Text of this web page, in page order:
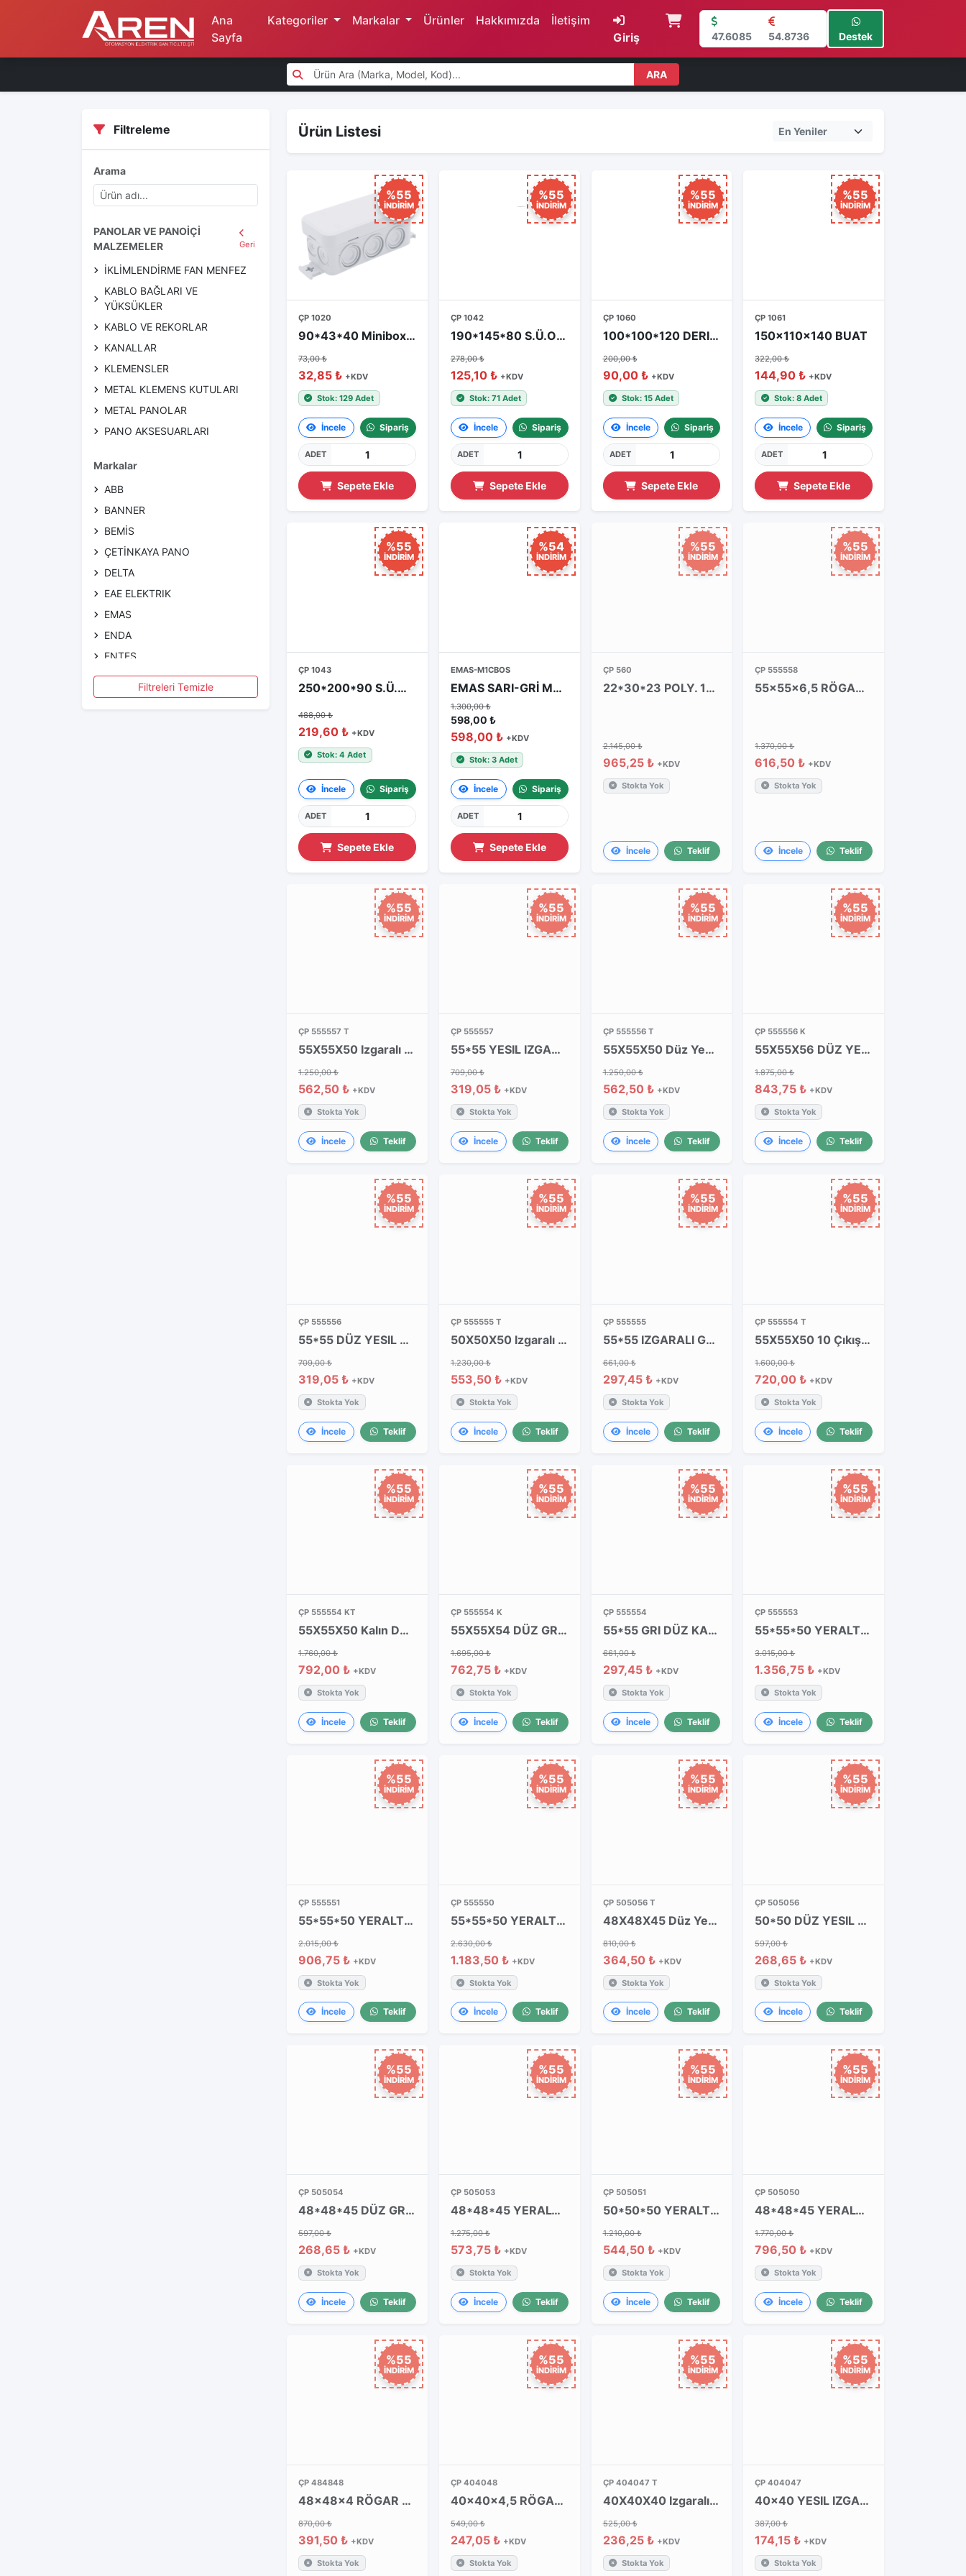
Ana
Sayfa
Kategoriler Markalar Ürünler Hakkımızda
İletişim
Giriş
47.6085 54.8736 Destek
ARA
Filtreleme
Arama
PANOLAR VE PANOİÇİ
MALZEMELER
Geri
İKLİMLENDİRME FAN MENFEZ
KABLO BAĞLARI VE
YÜKSÜKLER
KABLO VE REKORLAR
KANALLAR
KLEMENSLER
METAL KLEMENS KUTULARI
METAL PANOLAR
PANO AKSESUARLARI
PLASTİK PANOLAR
SİGORTA KUTULARI FİŞ VE
PRİZLERİ
Markalar
ABB
BANNER
BEMİS
ÇETİNKAYA PANO
DELTA
EAE ELEKTRIK
EMAS
ENDA
ENTES
FENAC
GMT CNT
Filtreleri Temizle
Ürün Listesi
%55
İNDİRİM
ÇP 1020
90*43*40 Minibox IP 55
73,00 ₺
32,85 ₺ +KDV
Stok: 129 Adet
İncele Sipariş
ADET
Sepete Ekle
%55
İNDİRİM
ÇP 1042
190*145*80 S.Ü.OPAK PLASTIK BUAT
278,00 ₺
125,10 ₺ +KDV
Stok: 71 Adet
İncele Sipariş
ADET
Sepete Ekle
%55
İNDİRİM
ÇP 1060
100*100*120 DERIN OPAK PLS BUAT
200,00 ₺
90,00 ₺ +KDV
Stok: 15 Adet
İncele Sipariş
ADET
Sepete Ekle
%55
İNDİRİM
ÇP 1061
150x110x140 BUAT
322,00 ₺
144,90 ₺ +KDV
Stok: 8 Adet
İncele Sipariş
ADET
Sepete Ekle
%55
İNDİRİM
ÇP 1043
250*200*90 S.Ü.OPAK PLASTIK BUAT
488,00 ₺
219,60 ₺ +KDV
Stok: 4 Adet
İncele Sipariş
ADET
Sepete Ekle
%54
İNDİRİM
EMAS-M1CBOS
EMAS SARI-GRİ METAL KUTU TEKLİ BOŞ
1.300,00 ₺
598,00 ₺
598,00 ₺ +KDV
Stok: 3 Adet
İncele Sipariş
ADET
Sepete Ekle
%55
İNDİRİM
ÇP 560
22*30*23 POLY. 160 A YÜK KESİCİLİ
2.145,00 ₺
965,25 ₺ +KDV
Stokta Yok
İncele Teklif
%55
İNDİRİM
ÇP 555558
55x55x6,5 RÖGAR KAPAGI VE ÇERÇEVESİ
1.370,00 ₺
616,50 ₺ +KDV
Stokta Yok
İncele Teklif
%55
İNDİRİM
ÇP 555557 T
55X55X50 Izgaralı Yeşil Kapaklı Takım
1.250,00 ₺
562,50 ₺ +KDV
Stokta Yok
İncele Teklif
%55
İNDİRİM
ÇP 555557
55*55 YESIL IZGARALI KAPAK
709,00 ₺
319,05 ₺ +KDV
Stokta Yok
İncele Teklif
%55
İNDİRİM
ÇP 555556 T
55X55X50 Düz Yeşil Kapaklı Takım
1.250,00 ₺
562,50 ₺ +KDV
Stokta Yok
İncele Teklif
%55
İNDİRİM
ÇP 555556 K
55X55X56 DÜZ YEŞİL KALIN KAPAK
1.875,00 ₺
843,75 ₺ +KDV
Stokta Yok
İncele Teklif
%55
İNDİRİM
ÇP 555556
55*55 DÜZ YESIL KAPAK
709,00 ₺
319,05 ₺ +KDV
Stokta Yok
İncele Teklif
%55
İNDİRİM
ÇP 555555 T
50X50X50 Izgaralı Gri Kapaklı Takım
1.230,00 ₺
553,50 ₺ +KDV
Stokta Yok
İncele Teklif
%55
İNDİRİM
ÇP 555555
55*55 IZGARALI GRI KAPAK
661,00 ₺
297,45 ₺ +KDV
Stokta Yok
İncele Teklif
%55
İNDİRİM
ÇP 555554 T
55X55X50 10 Çıkışlı Düz Gri Kapaklı Takım
1.600,00 ₺
720,00 ₺ +KDV
Stokta Yok
İncele Teklif
%55
İNDİRİM
ÇP 555554 KT
55X55X50 Kalın Düz Gri Kapak Kalın Takım
1.760,00 ₺
792,00 ₺ +KDV
Stokta Yok
İncele Teklif
%55
İNDİRİM
ÇP 555554 K
55X55X54 DÜZ GRİ KALIN KAPAK
1.695,00 ₺
762,75 ₺ +KDV
Stokta Yok
İncele Teklif
%55
İNDİRİM
ÇP 555554
55*55 GRI DÜZ KAPAK
661,00 ₺
297,45 ₺ +KDV
Stokta Yok
İncele Teklif
%55
İNDİRİM
ÇP 555553
55*55*50 YERALTI BUATI 10 ÇIKIŞ
3.015,00 ₺
1.356,75 ₺ +KDV
Stokta Yok
İncele Teklif
%55
İNDİRİM
ÇP 555551
55*55*50 YERALTI BUATI KAPAKSIZ
2.015,00 ₺
906,75 ₺ +KDV
Stokta Yok
İncele Teklif
%55
İNDİRİM
ÇP 555550
55*55*50 YERALTI BUAT + DÜZ GRİ KAPAK
2.630,00 ₺
1.183,50 ₺ +KDV
Stokta Yok
İncele Teklif
%55
İNDİRİM
ÇP 505056 T
48X48X45 Düz Yeşil Kapaklı Takım
810,00 ₺
364,50 ₺ +KDV
Stokta Yok
İncele Teklif
%55
İNDİRİM
ÇP 505056
50*50 DÜZ YESIL KAPAK
597,00 ₺
268,65 ₺ +KDV
Stokta Yok
İncele Teklif
%55
İNDİRİM
ÇP 505054
48*48*45 DÜZ GRİ KAPAK
597,00 ₺
268,65 ₺ +KDV
Stokta Yok
İncele Teklif
%55
İNDİRİM
ÇP 505053
48*48*45 YERALTI BUATI
1.275,00 ₺
573,75 ₺ +KDV
Stokta Yok
İncele Teklif
%55
İNDİRİM
ÇP 505051
50*50*50 YERALTI BUATI KAPAKSIZ
1.210,00 ₺
544,50 ₺ +KDV
Stokta Yok
İncele Teklif
%55
İNDİRİM
ÇP 505050
48*48*45 YERALTI BUAT + DÜZ GRİ BUAT
1.770,00 ₺
796,50 ₺ +KDV
Stokta Yok
İncele Teklif
%55
İNDİRİM
ÇP 484848
48x48x4 RÖGAR KAPAĞI VE ÇERÇEVESİ
870,00 ₺
391,50 ₺ +KDV
Stokta Yok
%55
İNDİRİM
ÇP 404048
40x40x4,5 RÖGAR KAPAGI VE ÇERÇEVESİ
549,00 ₺
247,05 ₺ +KDV
Stokta Yok
%55
İNDİRİM
ÇP 404047 T
40X40X40 Izgaralı Yeşil Kapaklı Takım
525,00 ₺
236,25 ₺ +KDV
Stokta Yok
%55
İNDİRİM
ÇP 404047
40x40 YESIL IZGARALI KAPAK
387,00 ₺
174,15 ₺ +KDV
Stokta Yok